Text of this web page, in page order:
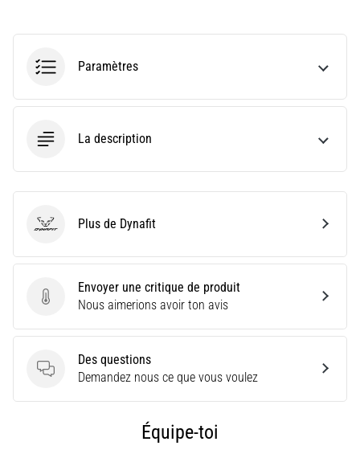
causes
traitements
Vous
d'une
douleur
vive
pendant
après
entraînement
L'aponévrosite
l'une…
Paramètres
La description
Envoyer une critique de produit
Envoyer une critique de produit
Nous aimerions avoir ton avis
Des questions
Des questions
Demandez nous ce que vous voulez
DynafitPlus de Dynafit
Équipe-toi